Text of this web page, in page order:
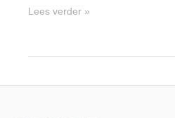
Lees verder »